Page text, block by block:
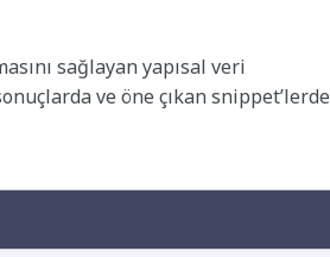
sağlayan yapısal veri
ve öne çıkan snippet’lerde